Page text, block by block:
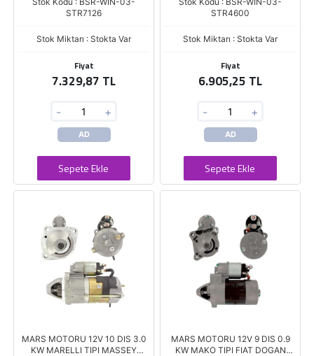
STR7126
Stok Miktarı : Stokta Var
Fiyat
7.329,87 TL
- +
AD
Sepete Ekle
STR4600
Stok Miktarı : Stokta Var
Fiyat
6.905,25 TL
- +
AD
Sepete Ekle
MARS MOTORU 12V 10 DIS 3.0
KW MARELLI TIPI MASSEY
MARS MOTORU 12V 9 DIS 0.9
KW MAKO TIPI FIAT DOGAN